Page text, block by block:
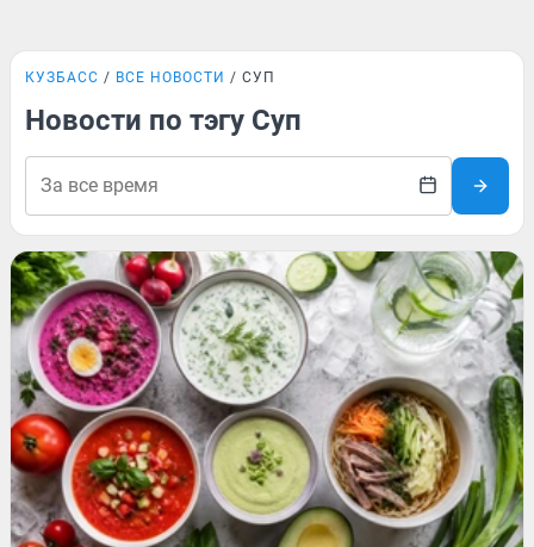
КУЗБАСС ВСЕ НОВОСТИ СУП
Новости по тэгу Суп